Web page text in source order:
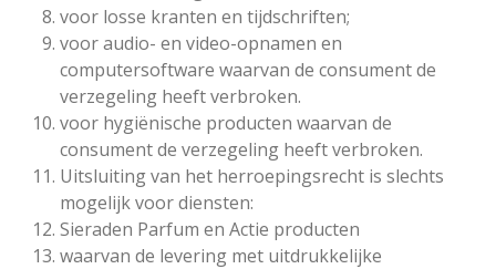
voor losse kranten en tijdschriften;
voor audio- en video-opnamen en
computersoftware waarvan de consument de
verzegeling heeft verbroken.
voor hygiënische producten waarvan de
consument de verzegeling heeft verbroken.
Uitsluiting van het herroepingsrecht is slechts
mogelijk voor diensten:
Sieraden Parfum en Actie producten
waarvan de levering met uitdrukkelijke